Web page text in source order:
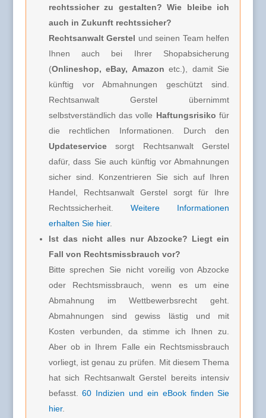
rechtssicher zu gestalten? Wie bleibe ich
auch in Zukunft rechtssicher?
Rechtsanwalt Gerstel und seinen Team helfen
Ihnen auch bei Ihrer Shopabsicherung
(Onlineshop, eBay, Amazon etc.), damit Sie
künftig vor Abmahnungen geschützt sind.
Rechtsanwalt Gerstel übernimmt
selbstverständlich das volle Haftungsrisiko für
die rechtlichen Informationen. Durch den
Updateservicesorgt Rechtsanwalt Gerstel
dafür, dass Sie auch künftig vor Abmahnungen
sicher sind. Konzentrieren Sie sich auf Ihren
Handel, Rechtsanwalt Gerstel sorgt für Ihre
Rechtssicherheit. Weitere Informationen
erhalten Sie hier.
Ist das nicht alles nur Abzocke? Liegt ein
Fall von Rechtsmissbrauch vor?
Bitte sprechen Sie nicht voreilig von Abzocke
oder Rechtsmissbrauch, wenn es um eine
Abmahnung im Wettbewerbsrecht geht.
Abmahnungen sind gewiss lästig und mit
Kosten verbunden, da stimme ich Ihnen zu.
Aber ob in Ihrem Falle ein Rechtsmissbrauch
vorliegt, ist genau zu prüfen. Mit diesem Thema
hat sich Rechtsanwalt Gerstel bereits intensiv
befasst.60 Indizien und ein eBook finden Sie
hier.